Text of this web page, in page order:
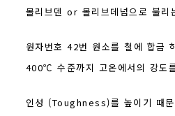
몰리브덴 or 몰리브데넘으로 불리
원자번호 42번 원소를 철에 합금
400℃ 수준까지 고온에서의 강도
인성 (Toughness)를 높이기 때문